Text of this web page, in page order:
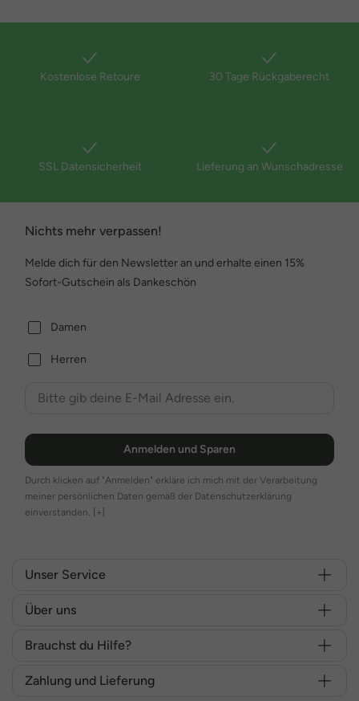
Kostenlose Retoure 30 Tage Rückgaberecht
SSL Datensicherheit Lieferung an Wunschadresse
Nichts mehr verpassen!
Melde dich für den Newsletter an und erhalte einen 15%
Sofort-Gutschein als Dankeschön
Damen
Herren
Anmelden und Sparen
Durch klicken auf "Anmelden" erkläre ich mich mit der Verarbeitung
meiner persönlichen Daten gemäß der Datenschutzerklärung
einverstanden. [+]
Unser Service
Über uns
Brauchst du Hilfe?
Zahlung und Lieferung